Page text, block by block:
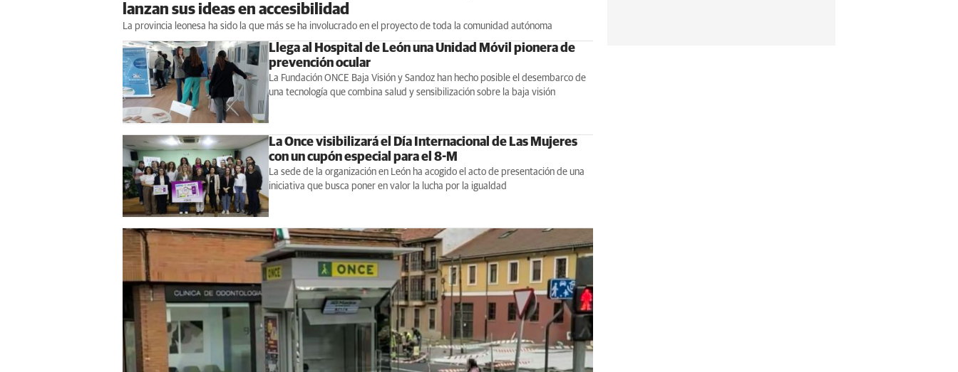
lanzan sus ideas en accesibilidad
La provincia leonesa ha sido la que más se ha involucrado en el proyecto de toda la comunidad autónoma
Llega al Hospital de León una Unidad Móvil pionera de
prevención ocular
La Fundación ONCE Baja Visión y Sandoz han hecho posible el desembarco de
una tecnología que combina salud y sensibilización sobre la baja visión
La Once visibilizará el Día Internacional de Las Mujeres
con un cupón especial para el 8-M
La sede de la organización en León ha acogido el acto de presentación de una
iniciativa que busca poner en valor la lucha por la igualdad